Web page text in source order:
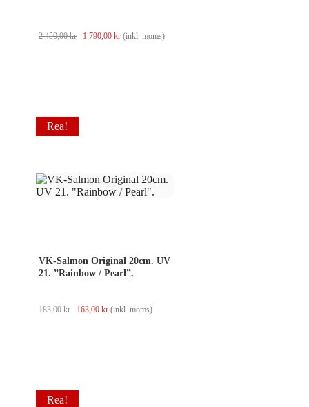
2 450,00kr
Det
1 790,00 krDet
(inkl. moms)
Rea!
VK-Salmon Original 20cm. UV
21. ”Rainbow / Pearl”.
183,00kr
Det
163,00 krDet
(inkl. moms)
Rea!